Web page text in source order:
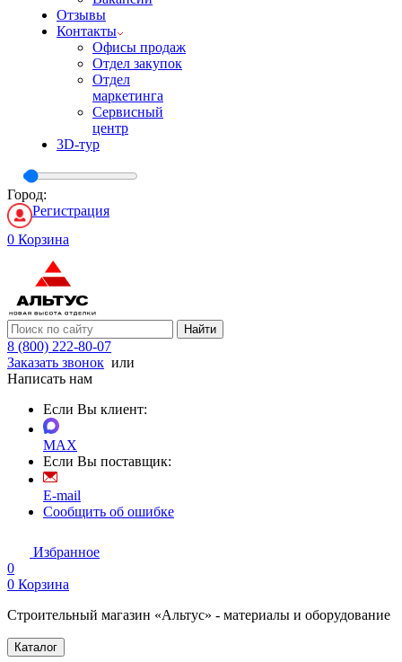
Отзывы
Контакты
Офисы продаж
Отдел закупок
Отдел
маркетинга
Сервисный
центр
3D-тур
Город:
Регистрация
0 Корзина
Найти
8 (800) 222-80-07
Заказать звонок или
Написать нам
Если Вы клиент:
MAX
Если Вы поставщик:
E-mail
Сообщить об ошибке
Избранное
0
0 Корзина
Строительный магазин «Альтус» - материалы и оборудование
Каталог